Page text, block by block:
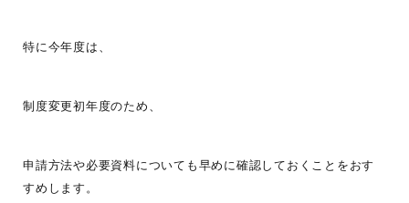
特に今年度は、
制度変更初年度のため、
申請方法や必要資料についても早めに確認しておくことをおす
すめします。